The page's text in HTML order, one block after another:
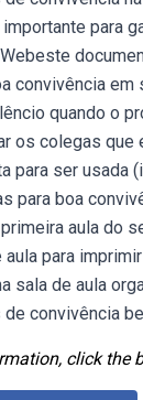
para
convivência em
quando o
os colegas que
para ser usada
para boa
aula do
para
sala de aula
convivência
click the